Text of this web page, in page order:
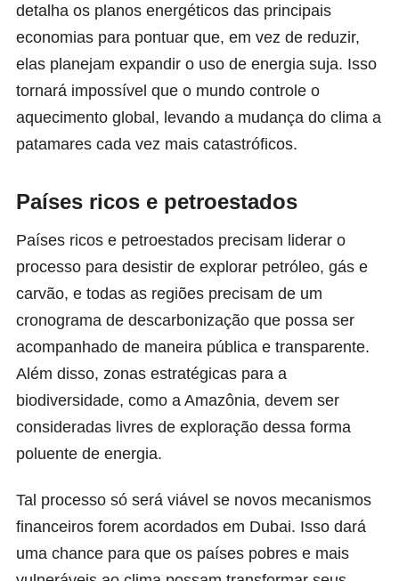
detalha os planos energéticos das principais
economias para pontuar que, em vez de reduzir,
elas planejam expandir o uso de energia suja. Isso
tornará impossível que o mundo controle o
aquecimento global, levando a mudança do clima a
patamares cada vez mais catastróficos.
Países ricos e petroestados
Países ricos e petroestados precisam liderar o
processo para desistir de explorar petróleo, gás e
carvão, e todas as regiões precisam de um
cronograma de descarbonização que possa ser
acompanhado de maneira pública e transparente.
Além disso, zonas estratégicas para a
biodiversidade, como a Amazônia, devem ser
consideradas livres de exploração dessa forma
poluente de energia.
Tal processo só será viável se novos mecanismos
financeiros forem acordados em Dubai. Isso dará
uma chance para que os países pobres e mais